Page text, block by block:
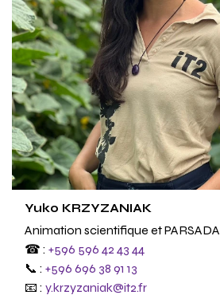
Yuko KRZYZANIAK
Animation scientifique et PARSADA
☎ : +596 596 42 43 44
📞 : +596 696 38 91 13
📧 : y.krzyzaniak@it2.fr